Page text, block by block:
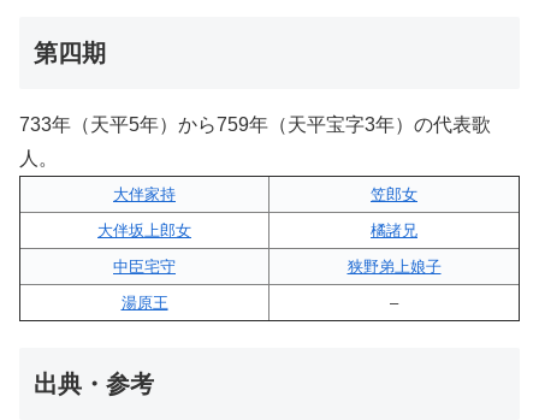
第四期
733年（天平5年）から759年（天平宝字3年）の代表歌
人。
大伴家持
笠郎女
大伴坂上郎女
橘諸兄
中臣宅守
狭野弟上娘子
湯原王
–
出典・参考